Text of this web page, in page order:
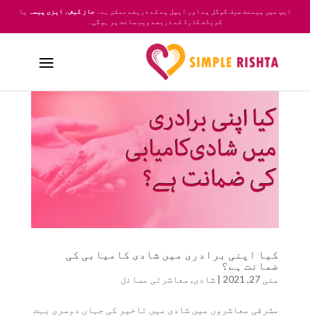
ایپ میں پیمنٹ صرف گوگل پے اور ایپل پے کے ذریعے ممکن ہے۔ جاز کیش، ایزی پیسہ
یا
کریڈٹ کارڈ کے ذریعے ویب سائٹ پر ہوگی۔
کیا اپنی برادری میں شادی کامیابی کی
ضمانت ہے؟
مئی 27, 2021 | شادی, معاشرتی مسائل
مشرقی معاشروں میں شادی میں تاخیر کی جہاں دوسری بہت